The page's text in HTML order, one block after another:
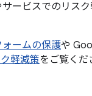
ービスでのリス
ームの保護や
軽減策をご覧くだ